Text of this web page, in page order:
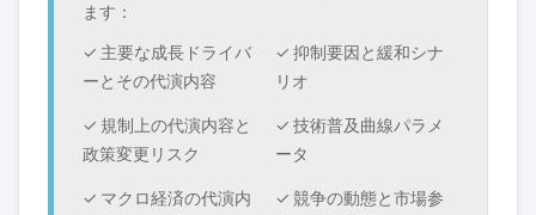
ます：
✓ 主要な成長ドライバ
ーとその代演内容
✓ 抑制要因と緩和シナ
リオ
✓ 規制上の代演内容と
政策変更リスク
✓ 技術普及曲線パラメ
ータ
✓ マクロ経済の代演内
✓ 競争の動態と市場参